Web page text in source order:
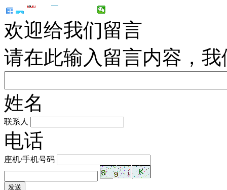
欢迎给我们留言
请在此输入留言内容，
姓名
联系人
电话
座机/手机号码